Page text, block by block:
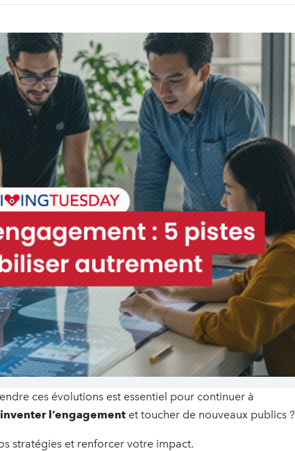
ces évolutions est essentiel pour continuer à
l’engagement et toucher de nouveaux publics ?
stratégies et renforcer votre impact.